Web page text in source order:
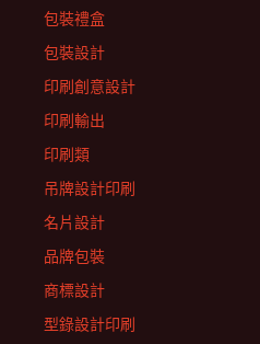
包裝禮盒
包裝設計
印刷創意設計
印刷輸出
印刷類
吊牌設計印刷
名片設計
品牌包裝
商標設計
型錄設計印刷